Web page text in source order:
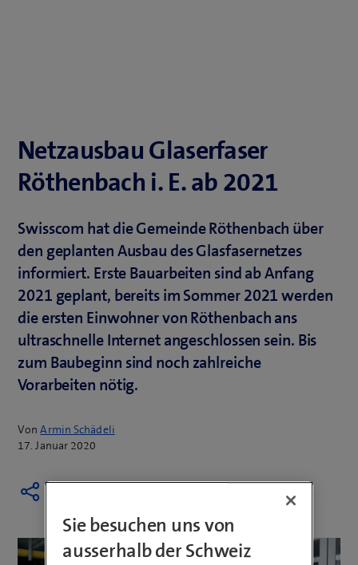
Netzausbau Glaserfaser
Röthenbach i. E. ab 2021
Swisscom hat die Gemeinde Röthenbach über
den geplanten Ausbau des Glasfasernetzes
informiert. Erste Bauarbeiten sind ab Anfang
2021 geplant, bereits im Sommer 2021 werden
die ersten Einwohner von Röthenbach ans
ultraschnelle Internet angeschlossen sein. Bis
zum Baubeginn sind noch zahlreiche
Vorarbeiten nötig.
VonArmin Schädeli
17. Januar 2020
Sie besuchen uns von
ausserhalb der Schweiz